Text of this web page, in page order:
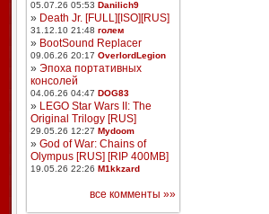
05.07.26 05:53 Danilich9
» Death Jr. [FULL][ISO][RUS]
31.12.10 21:48 голем
» BootSound Replacer
09.06.26 20:17 OverlordLegion
» Эпоха портативных
консолей
04.06.26 04:47 DOG83
» LEGO Star Wars II: The
Original Trilogy [RUS]
29.05.26 12:27 Mydoom
» God of War: Chains of
Olympus [RUS] [RIP 400MB]
19.05.26 22:26 M1kkzard
все комменты »»